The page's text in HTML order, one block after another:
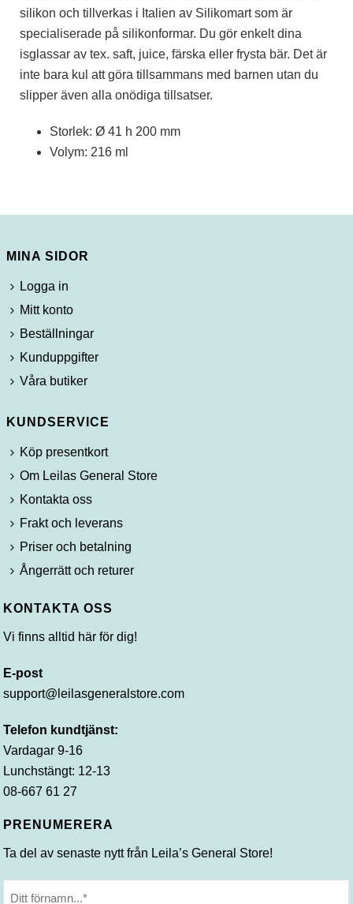
silikon och tillverkas i Italien av Silikomart som är
specialiserade på silikonformar. Du gör enkelt dina
isglassar av tex. saft, juice, färska eller frysta bär. Det är
inte bara kul att göra tillsammans med barnen utan du
slipper även alla onödiga tillsatser.
Storlek: Ø 41 h 200 mm
Volym: 216 ml
MINA SIDOR
Logga in
Mitt konto
Beställningar
Kunduppgifter
Våra butiker
KUNDSERVICE
Köp presentkort
Om Leilas General Store
Kontakta oss
Frakt och leverans
Priser och betalning
Ångerrätt och returer
KONTAKTA OSS
Vi finns alltid här för dig!
E-post
support@leilasgeneralstore.com
Telefon kundtjänst:
Vardagar 9-16
Lunchstängt: 12-13
08-667 61 27
PRENUMERERA
Ta del av senaste nytt från Leila’s General Store!
För att vår
hemsida ska
prestera så
bra som
möjligt
under ditt
besök. Om
cookies
kommer viss
Marknadsföring
med dig av dina
beteende när du
surfar ökar du
chansen att få se
personligt
anpassat
innehåll och